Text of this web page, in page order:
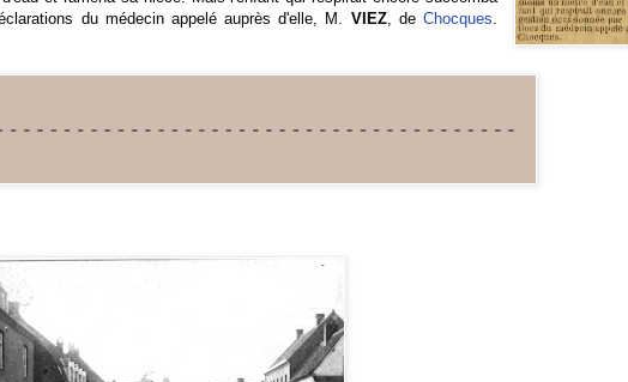
du médecin appelé auprès d'elle, M. VIEZ, de Chocques